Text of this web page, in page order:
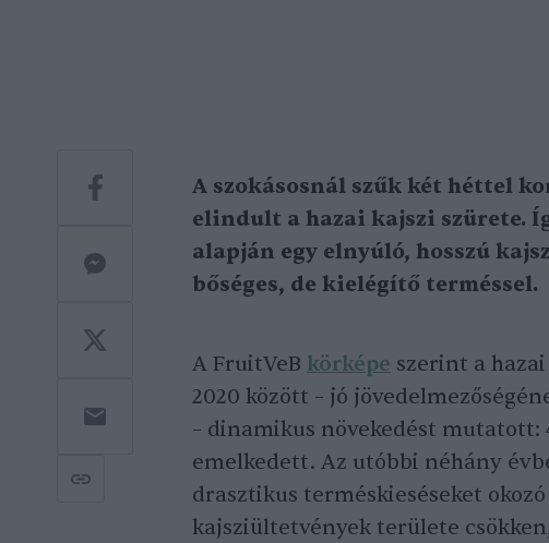
A szokásosnál szűk két héttel
elindult a hazai kajszi szürete.
alapján egy elnyúló, hosszú
bőséges, de kielégítő terméssel.
A FruitVeB körképe szerint a
2020 között – jó
– dinamikus növekedést
emelkedett. Az utóbbi néhány
drasztikus terméskieséseket okozó
kajsziültetvények területe